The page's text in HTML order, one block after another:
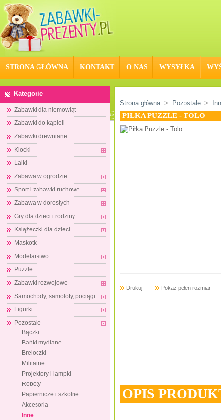
STRONA GŁÓWNA KONTAKT O NAS WYSYŁKA
Kategorie
Zabawki dla niemowląt
Zabawki do kąpieli
Zabawki drewniane
Klocki
Lalki
Zabawa w ogrodzie
Sport i zabawki ruchowe
Zabawa w dorosłych
Gry dla dzieci i rodziny
Książeczki dla dzieci
Maskotki
Modelarstwo
Puzzle
Zabawki rozwojowe
Samochody, samoloty, pociągi
Figurki
Pozostałe
Bączki
Bańki mydlane
Breloczki
Militarne
Projektory i lampki
Roboty
Papiernicze i szkolne
Akcesoria
Inne
Strona główna > Pozostałe >
PIŁKA PUZZLE - TOLO
Drukuj Pokaż pełen rozmiar
OPIS